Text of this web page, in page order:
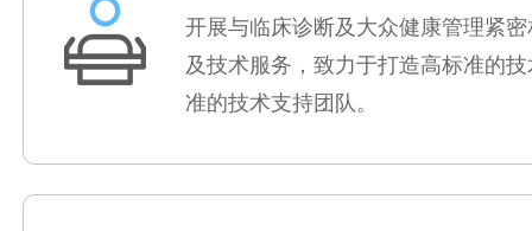
开展与临床诊断及大众健康管理紧
及技术服务，致力于打造高标准的
准的技术支持团队。